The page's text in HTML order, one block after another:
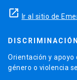
launch Ir al sitio de
Orientación y apoyo
género o violencia